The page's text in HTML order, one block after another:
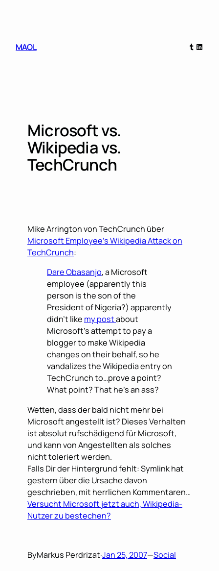
MAOL
Tumblr
Microsoft vs.
Wikipedia vs.
TechCrunch
Mike Arrington von TechCrunch über
Microsoft Employee’s Wikipedia Attack on
TechCrunch:
Dare Obasanjo, a Microsoft
employee (apparently this
person is the son of the
President of Nigeria?) apparently
didn’t like my postabout
Microsoft’s attempt to pay a
blogger to make Wikipedia
changes on their behalf, so he
vandalizes the Wikipedia entry on
TechCrunch to…prove a point?
What point? That he’s an ass?
Wetten, dass der bald nicht mehr bei
Microsoft angestellt ist? Dieses Verhalten
ist absolut rufschädigend für Microsoft,
und kann von Angestellten als solches
nicht toleriert werden.
Falls Dir der Hintergrund fehlt: Symlink hat
gestern über die Ursache davon
geschrieben, mit herrlichen Kommentaren…
Versucht Microsoft jetzt auch, Wikipedia-
Nutzer zu bestechen?
ByMarkus Perdrizat·Jan 25, 2007—Social